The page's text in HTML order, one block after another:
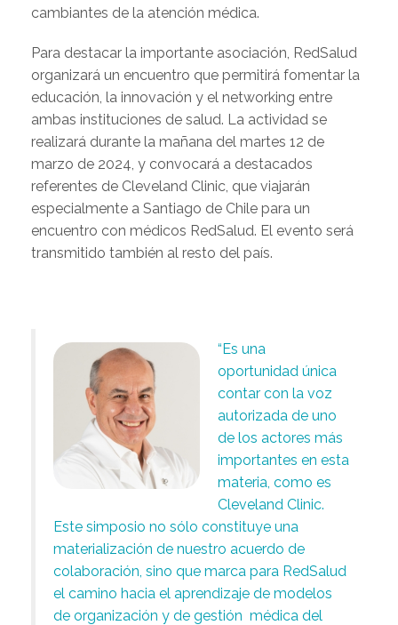
cambiantes de la atención médica.
Para destacar la importante asociación, RedSalud
organizará un encuentro que permitirá fomentar la
educación, la innovación y el networking entre
ambas instituciones de salud. La actividad se
realizará durante la mañana del martes 12 de
marzo de 2024, y convocará a destacados
referentes de Cleveland Clinic, que viajarán
especialmente a Santiago de Chile para un
encuentro con médicos RedSalud. El evento será
transmitido también al resto del país.
“Es una
oportunidad única
contar con la voz
autorizada de uno
de los actores más
importantes en esta
materia, como es
Cleveland Clinic.
Este simposio no sólo constituye una
materialización de nuestro acuerdo de
colaboración, sino que marca para RedSalud
el camino hacia el aprendizaje de modelos
de organización y de gestión médica del